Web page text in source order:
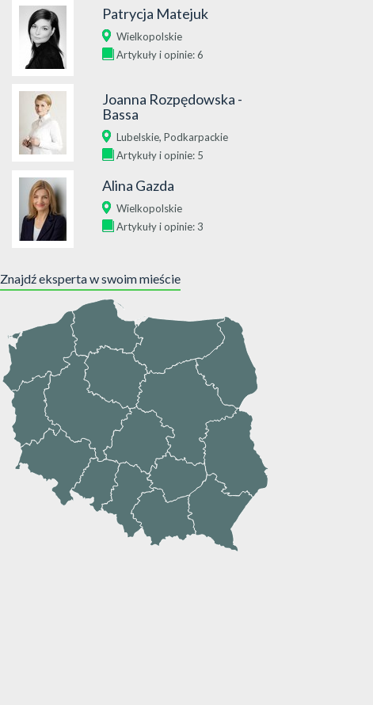
Patrycja Matejuk
Wielkopolskie
Artykuły i opinie: 6
Joanna Rozpędowska -
Bassa
Lubelskie, Podkarpackie
Artykuły i opinie: 5
Alina Gazda
Wielkopolskie
Artykuły i opinie: 3
Znajdź eksperta w swoim mieście